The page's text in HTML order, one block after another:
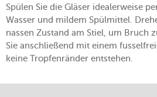
Spülen Sie die Gläser idealerweise
Wasser und mildem Spülmittel.
nassen Zustand am Stiel, um Bruch
Sie anschließend mit einem
keine Tropfenränder entstehen.